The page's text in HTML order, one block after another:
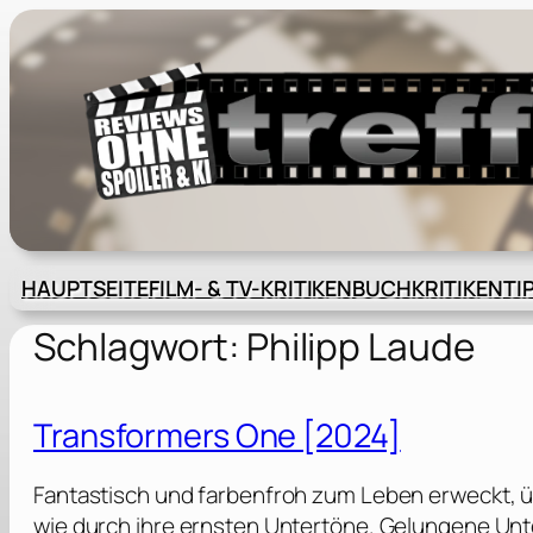
Zum
Inhalt
springen
HAUPTSEITEFILM- & TV-KRITIKENBUCHKRITIKEN
Schlagwort: Philipp Laude
Transformers One [2024]
Fantastisch und farbenfroh zum Leben erweckt,
wie durch ihre ernsten Untertöne. Gelungene